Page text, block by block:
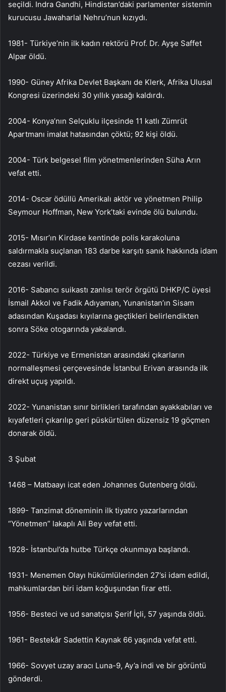
seçildi. Indra Gandhi, Hindistan’daki parlamenter sistemin
kurucusu Jawaharlal Nehru’nun kızıydı.
1981- Türkiye’nin ilk kadın rektörü Prof. Dr. Ayşe Saffet
Alpar öldü.
1990- Güney Afrika Devlet Başkanı de Klerk, Afrika Ulusal
Kongresi üzerindeki 30 yıllık yasağı kaldırdı.
2004- Konya’nın Selçuklu ilçesinde 11 katlı Zümrüt
Apartmanı imalat hatasından çöktü; 92 kişi öldü.
2004- Türk belgesel film yönetmenlerinden Süha Arın
vefat etti.
2014- Oscar ödüllü Amerikalı aktör ve yönetmen Philip
Seymour Hoffman, New York’taki evinde ölü bulundu.
2015- Mısır’ın Kirdase kentinde polis karakoluna
saldırmakla suçlanan 183 darbe karşıtı sanık hakkında idam
cezası verildi.
2016- Sabancı suikastı zanlısı terör örgütü DHKP/C üyesi
İsmail Akkol ve Fadik Adıyaman, Yunanistan’ın Sisam
adasından Kuşadası kıyılarına geçtikleri belirlendikten
sonra Söke otogarında yakalandı.
2022- Türkiye ve Ermenistan arasındaki çıkarların
normalleşmesi çerçevesinde İstanbul Erivan arasında ilk
direkt uçuş yapıldı.
2022- Yunanistan sınır birlikleri tarafından ayakkabıları ve
kıyafetleri çıkarılıp geri püskürtülen düzensiz 19 göçmen
donarak öldü.
3 Şubat
1468 – Matbaayı icat eden Johannes Gutenberg öldü.
1899- Tanzimat döneminin ilk tiyatro yazarlarından
“Yönetmen” lakaplı Ali Bey vefat etti.
1928- İstanbul’da hutbe Türkçe okunmaya başlandı.
1931- Menemen Olayı hükümlülerinden 27’si idam edildi,
mahkumlardan biri idam koğuşundan firar etti.
1956- Besteci ve ud sanatçısı Şerif İçli, 57 yaşında öldü.
1961- Bestekâr Sadettin Kaynak 66 yaşında vefat etti.
1966- Sovyet uzay aracı Luna-9, Ay’a indi ve bir görüntü
gönderdi.